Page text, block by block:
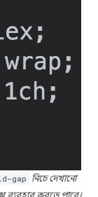
gap নিচে দেখানো